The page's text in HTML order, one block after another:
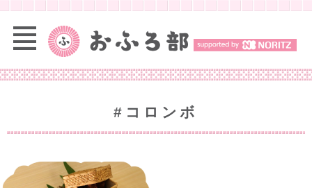
#コロンボ